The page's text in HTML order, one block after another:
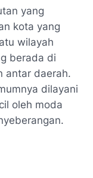
yang
kota yang
wilayah
berada di
antar daerah.
dilayani
oleh moda